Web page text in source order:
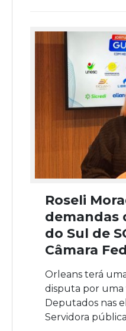
Roseli
demandas
do Sul de
Câmara
Orleans terá
disputa por uma
Deputados nas
Servidora